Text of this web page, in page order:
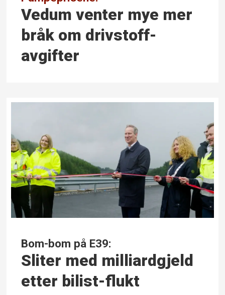
Vedum venter mye mer
bråk om drivstoff­
avgifter
Bom-bom på E39:
Sliter med milliardgjeld
etter bilist-flukt